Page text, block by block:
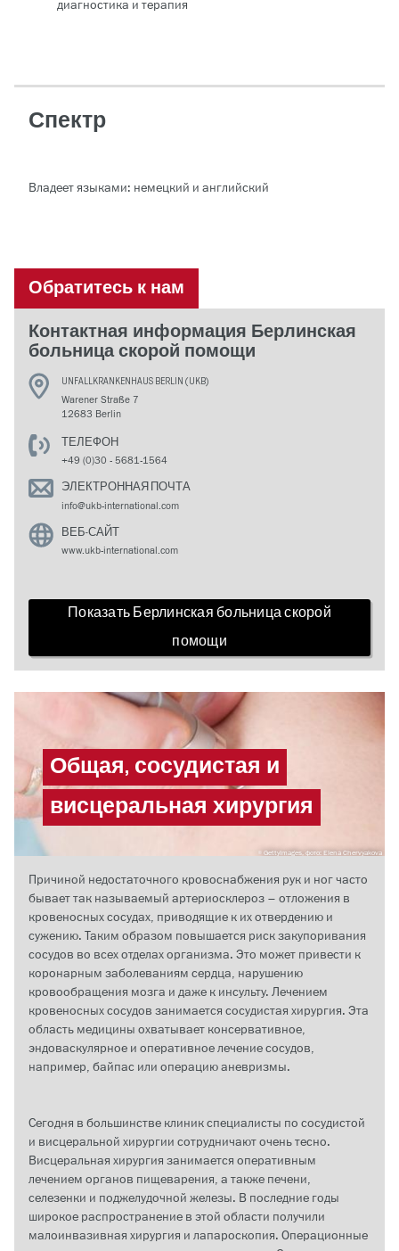
диагностика и терапия
Спектр
Владеет языками: немецкий и английский
Обратитесь к нам
Контактная информация Берлинская
больница скорой помощи
UNFALLKRANKENHAUS BERLIN (UKB)
Warener Straße 7
12683 Berlin
ТЕЛЕФОН
+49 (0)30 - 5681-1564
ЭЛЕКТРОННАЯ ПОЧТА
info@ukb-international.com
ВЕБ-САЙТ
www.ukb-international.com
Показать Берлинская больница скорой
помощи
GettyImages, фото: Elena Chervyakova
Общая, сосудистая и
висцеральная хирургия
Причиной недостаточного кровоснабжения рук и ног часто
бывает так называемый артериосклероз – отложения в
кровеносных сосудах, приводящие к их отвердению и
сужению. Таким образом повышается риск закупоривания
сосудов во всех отделах организма. Это может привести к
коронарным заболеваниям сердца, нарушению
кровообращения мозга и даже к инсульту. Лечением
кровеносных сосудов занимается сосудистая хирургия. Эта
область медицины охватывает консервативное,
эндоваскулярное и оперативное лечение сосудов,
например, байпас или операцию аневризмы.
Сегодня в большинстве клиник специалисты по сосудистой
и висцеральной хирургии сотрудничают очень тесно.
Висцеральная хирургия занимается оперативным
лечением органов пищеварения, а также печени,
селезенки и поджелудочной железы. В последние годы
широкое распространение в этой области получили
малоинвазивная хирургия и лапароскопия. Операционные